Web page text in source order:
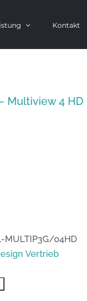
Kontakt
Multiview 4 HD
MULTIP3G/04HD
Vertrieb